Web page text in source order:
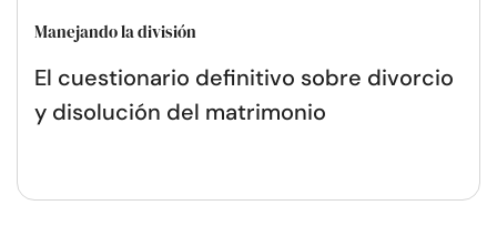
Manejando la división
El cuestionario definitivo sobre divorcio
y disolución del matrimonio